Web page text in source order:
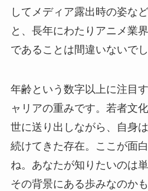
してメディア露出時の姿な
と、長年にわたりアニメ業
であることは間違いないでし
年齢という数字以上に注目
ャリアの重みです。若者文
世に送り出しながら、自身
続けてきた存在。ここが面
ね。あなたが知りたいのは
その背景にある歩みなのか